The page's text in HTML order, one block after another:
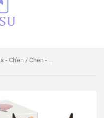
Anime/Manga Arknights - Ch'en / Chen - PVC Figur / Statue